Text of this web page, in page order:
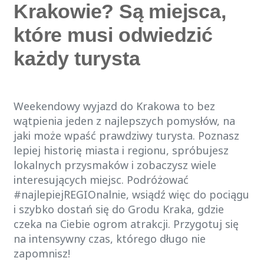
Krakowie? Są miejsca,
które musi odwiedzić
każdy turysta
Weekendowy wyjazd do Krakowa to bez
wątpienia jeden z najlepszych pomysłów, na
jaki może wpaść prawdziwy turysta. Poznasz
lepiej historię miasta i regionu, spróbujesz
lokalnych przysmaków i zobaczysz wiele
interesujących miejsc. Podróżować
#najlepiejREGIOnalnie, wsiądź więc do pociągu
i szybko dostań się do Grodu Kraka, gdzie
czeka na Ciebie ogrom atrakcji. Przygotuj się
na intensywny czas, którego długo nie
zapomnisz!